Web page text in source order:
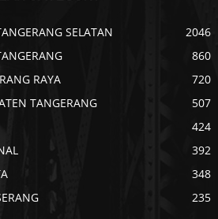
SELATAN
2046
860
RAYA
720
TANGERANG
507
424
392
348
235